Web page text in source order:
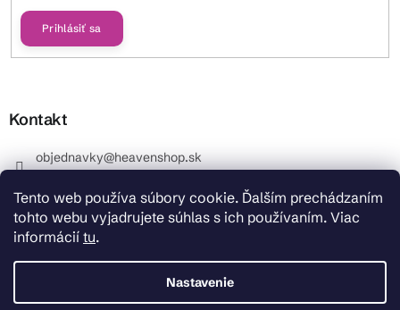
Tento web používa súbory cookie. Ďalším prechádzaním
tohto webu vyjadrujete súhlas s ich používaním. Viac
informácií tu.
Nastavenie
Prihlásiť sa
Kontakt
objednavky@heavenshop.sk
_Info objednávky : +421 914 399 399 Pracovné dni od
8.00 hod. do 12.00 . REKLAMÁCIE : +421 914 399 399
HeavenShop.sk
HeavenShop.sk